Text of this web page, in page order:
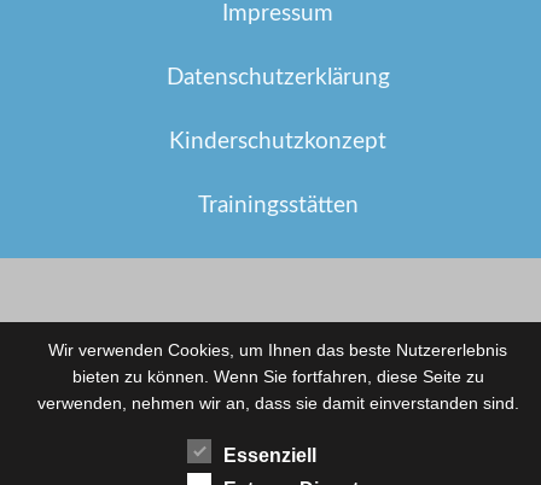
Impressum
Datenschutzerklärung
Kinderschutzkonzept
Trainingsstätten
Wir verwenden Cookies, um Ihnen das beste Nutzererlebnis
bieten zu können. Wenn Sie fortfahren, diese Seite zu
verwenden, nehmen wir an, dass sie damit einverstanden sind.
Essenziell